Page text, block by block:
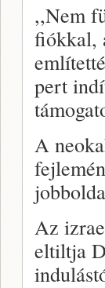
,,Nem
fiókkal,
pert
A
Az
eltiltja